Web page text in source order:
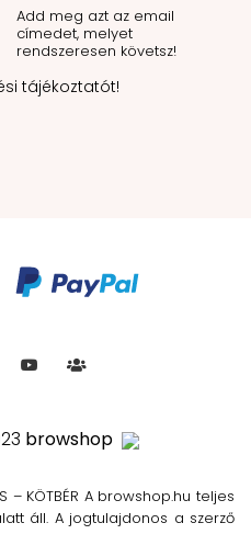
Add meg azt az email
címedet, melyet
rendszeresen követsz!
tájékoztatót!
browshop
– KÖTBÉR A browshop.hu teljes
áll. A jogtulajdonos a szerző